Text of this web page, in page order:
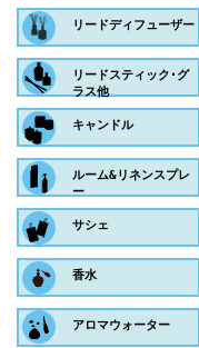
リードディフューザー
リードスティック･グ
ラス他
キャンドル
ルーム&リネンスプレ
ー
サシェ
香水
アロマウォーター